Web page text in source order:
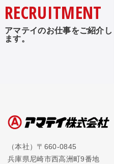
RECRUITMENT
アマテイのお仕事をご紹介し
ます。
（本社）〒660-0845
兵庫県尼崎市西高洲町9番地